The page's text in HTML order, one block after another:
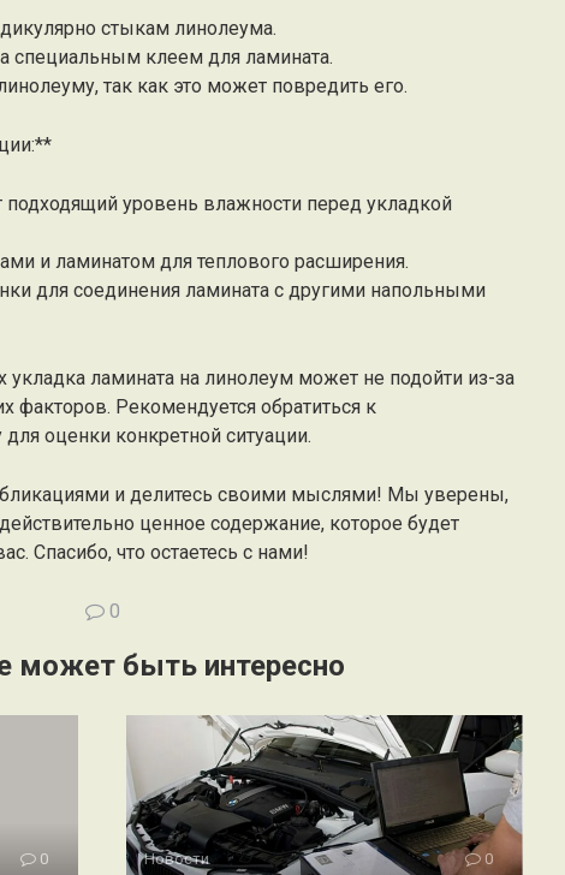
стыкам линолеума.
специальным клеем для ламината.
так как это может повредить его.
подходящий уровень влажности перед укладкой
и ламинатом для теплового расширения.
для соединения ламината с другими напольными
ламината на линолеум может не подойти из-за
факторов. Рекомендуется обратиться к
оценки конкретной ситуации.
и делитесь своими мыслями! Мы уверены,
ценное содержание, которое будет
Спасибо, что остаетесь с нами!
0
может быть интересно
0 Новости 0